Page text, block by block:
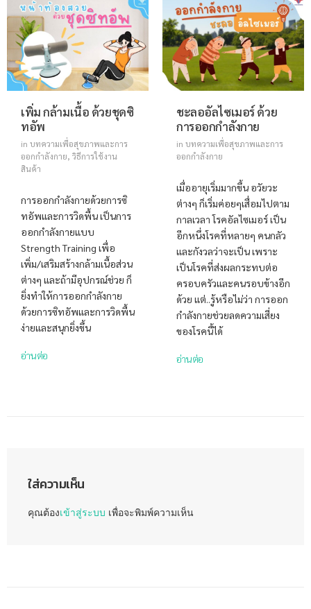
เพิ่ม กล้ามเนื้อ ด้วยชุดซิ
ทอัพ
in บทความเพื่อสุขภาพและการ
ออกกำลังกาย, วิธีการใช้งาน
สินค้า
การออกกำลังกายด้วยการซิ
ทอัพและการวิดพื้น เป็นการ
ออกกำลังกายแบบ
Strength Training เพื่อ
เพิ่ม/เสริมสร้างกล้ามเนื้อส่วน
ต่างๆ และถ้ามีอุปกรณ์ช่วย ก็
ยิ่งทำให้การออกกำลังกาย
ด้วยการซิทอัพและการวิดพื้น
ง่ายและสนุกยิ่งขึ้น
อ่านต่อ
ชะลออัลไซเมอร์ ด้วย
การออกกำลังกาย
in บทความเพื่อสุขภาพและการ
ออกกำลังกาย
เมื่ออายุเริ่มมากขึ้น อวัยวะ
ต่างๆ ก็เริ่มค่อยๆเสื่อมไปตาม
กาลเวลา โรคอัลไซเมอร์ เป็น
อีกหนึ่งโรคที่หลายๆ คนกลัว
และกังวลว่าจะเป็น เพราะ
เป็นโรคที่ส่งผลกระทบต่อ
ครอบครัวและคนรอบข้างอีก
ด้วย แต่..รู้หรือไม่ว่า การออก
กำลังกายช่วยลดความเสี่ยง
ของโรคนี้ได้
อ่านต่อ
ใส่ความเห็น
คุณต้องเข้าสู่ระบบ เพื่อจะพิมพ์ความเห็น